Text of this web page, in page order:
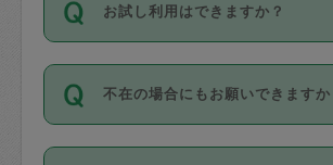
ールに記載していますので、各
を依頼してください。
※テストセンターの講評は１件
参考
【詳細】タスカジさんの
す。
写真を撮り、
タスカジさんへ「募集」をかけ
可能です。
す。
1. 直前キャンセル（定期、スポ
共通）
お試し利用はできますか？
「お試し利用」というメニュ
せんが、「一回のみ」依頼を活
とによって、気に入ったタス
不在の場合にもお願いできますか
不在の場合の作業はタスカジ